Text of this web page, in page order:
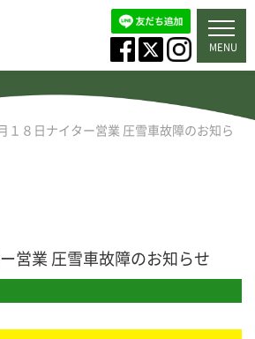
MENU
１８日ナイター営業 圧雪車故障のお知ら
営業 圧雪車故障のお知らせ